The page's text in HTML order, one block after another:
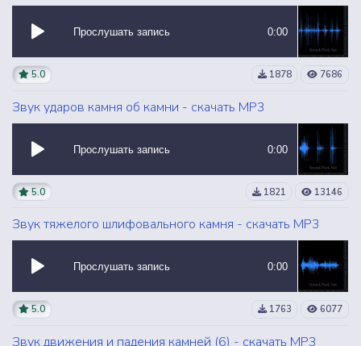
Прослушать запись 0:00
5.0 1878 7686
Звук ударов камня об камни - скачать MP3
Прослушать запись 0:00
5.0 1821 13146
Звук тяжелого шлифовального камня - скачать MP3
Прослушать запись 0:00
5.0 1763 6077
Звук движения и падения камней (6) - скачать MP3